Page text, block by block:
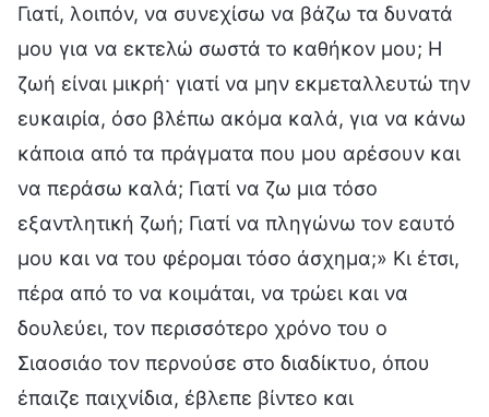
Γιατί, λοιπόν, να συνεχίσω να βάζω τα δυνατά
μου για να εκτελώ σωστά το καθήκον μου; Η
ζωή είναι μικρή· γιατί να μην εκμεταλλευτώ την
ευκαιρία, όσο βλέπω ακόμα καλά, για να κάνω
κάποια από τα πράγματα που μου αρέσουν και
να περάσω καλά; Γιατί να ζω μια τόσο
εξαντλητική ζωή; Γιατί να πληγώνω τον εαυτό
μου και να του φέρομαι τόσο άσχημα;» Κι έτσι,
πέρα από το να κοιμάται, να τρώει και να
δουλεύει, τον περισσότερο χρόνο του ο
Σιαοσιάο τον περνούσε στο διαδίκτυο, όπου
έπαιζε παιχνίδια, έβλεπε βίντεο και